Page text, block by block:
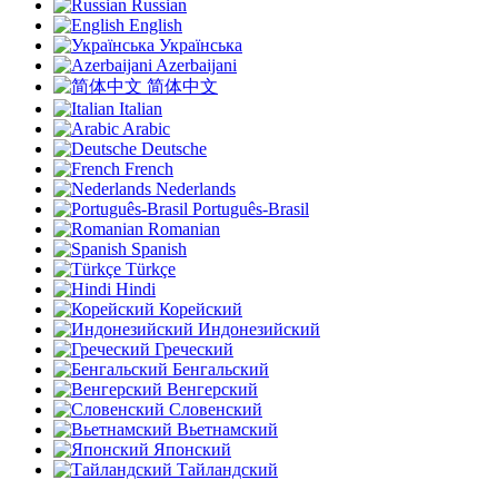
Russian
English
Українська
Azerbaijani
简体中文
Italian
Arabic
Deutsche
French
Nederlands
Português-Brasil
Romanian
Spanish
Türkçe
Hindi
Корейский
Индонезийский
Греческий
Бенгальский
Венгерский
Словенский
Вьетнамский
Японский
Тайландский